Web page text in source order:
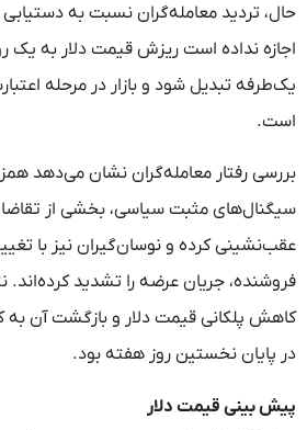
حال، تردید معامله‌گران نسبت به
اجازه نداده است ریزش قیمت دلار به یک
یک‌طرفه تبدیل شود و بازار در مرحله
است.
بررسی رفتار معامله‌گران نشان می‌دهد
سیگنال‌های مثبت سیاسی، بخشی از تقاضای
عقب‌نشینی کرده و نوسان‌گیران نیز با
فروشنده، جریان عرضه را تشدید
کاهش پلکانی قیمت دلار و بازگشت آن به
در پایان نخستین روز هفته بود.
پیش ‌بینی قیمت دلار